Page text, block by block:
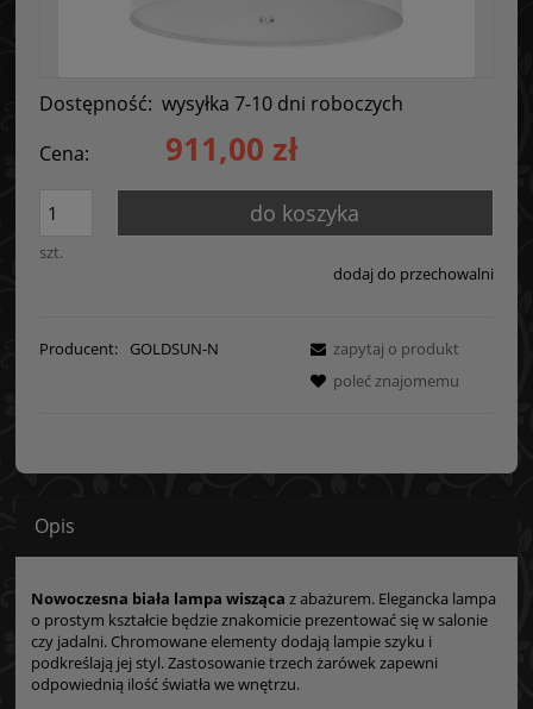
Dostępność: wysyłka 7-10 dni roboczych
Cena:
911,00 zł
szt.
do koszyka
dodaj do przechowalni
Producent: GOLDSUN-N
zapytaj o produkt
poleć znajomemu
Opis
Nowoczesna biała lampa wisząca z abażurem. Elegancka lampa
o prostym kształcie będzie znakomicie prezentować się w salonie
czy jadalni. Chromowane elementy dodają lampie szyku i
podkreślają jej styl. Zastosowanie trzech żarówek zapewni
odpowiednią ilość światła we wnętrzu.